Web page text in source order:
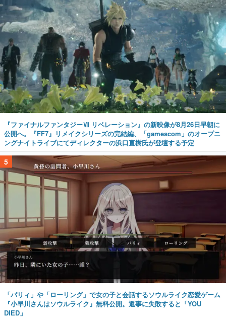
『ファイナルファンタジーⅦ リベレーション』の新映像が8月26日早朝に
公開へ。『FF7』リメイクシリーズの完結編、「gamescom」のオープニ
ングナイトライブにてディレクターの浜口直樹氏が登壇する予定
5
「パリィ」や「ローリング」で女の子と会話するソウルライク恋愛ゲーム
『小早川さんはソウルライク』無料公開。返事に失敗すると「YOU
DIED」